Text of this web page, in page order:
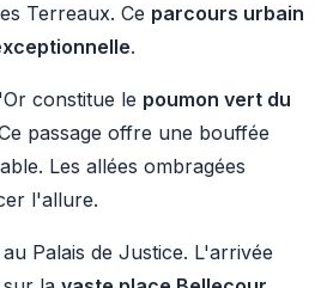
Terreaux. Ce parcours urbain
.
constitue le poumon vert du
passage offre une bouffée
Les allées ombragées
l'allure.
Palais de Justice. L'arrivée